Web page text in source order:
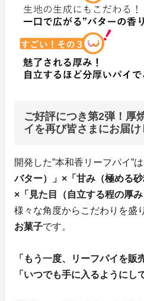
ご好評につき第2弾！厚
イを再び皆さまにお届け
開発した”本和香リーフパイ”は
バター）」×「甘み（極める
×「見た目（自立する程の厚み
様々な角度からこだわりを盛
お菓子です。
「もう一度、リーフパイを販
「いつでも手に入るようにし